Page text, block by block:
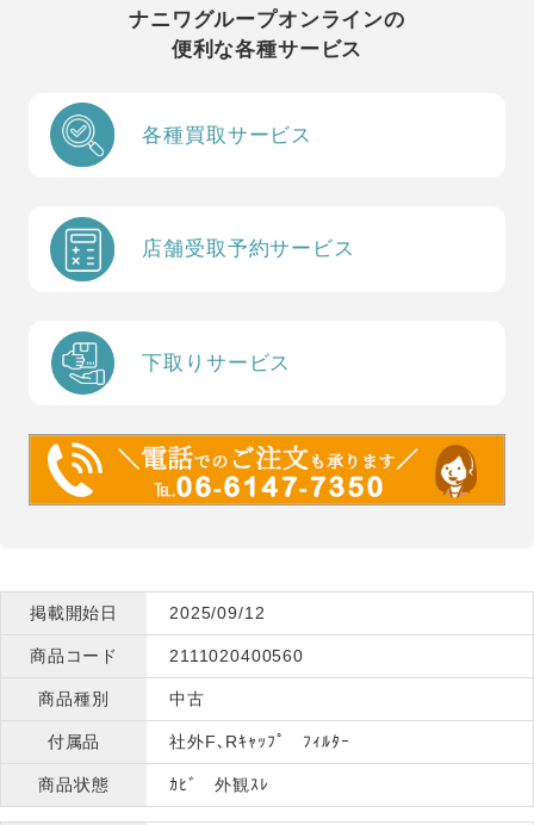
ナニワグループオンラインの
便利な各種サービス
各種買取サービス
店舗受取予約サービス
下取りサービス
掲載開始日 2025/09/12
商品コード 2111020400560
商品種別 中古
付属品 社外F､Rｷｬｯﾌﾟ ﾌｨﾙﾀｰ
商品状態 ｶﾋﾞ 外観ｽﾚ